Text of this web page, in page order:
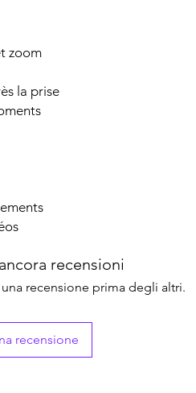
zoom
la prise
recensioni
recensione prima degli altri.
recensione